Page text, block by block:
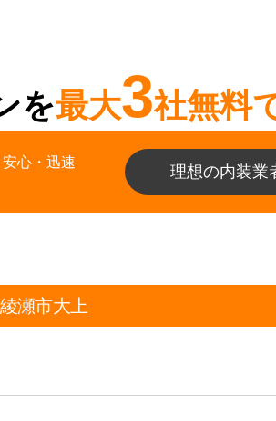
を最大3社無料
心・迅速
理想の内装業
瀬市大上